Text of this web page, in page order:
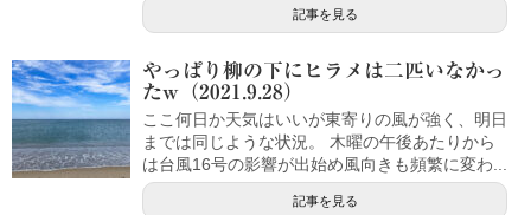
記事を見る
やっぱり柳の下にヒラメは二匹いなかっ
たw（2021.9.28）
ここ何日か天気はいいが東寄りの風が強く、明日
までは同じような状況。 木曜の午後あたりから
は台風16号の影響が出始め風向きも頻繁に変わ...
記事を見る